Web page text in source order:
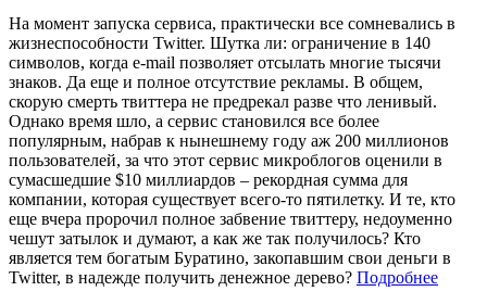
На момент запуска сервиса, практически все сомневались в
жизнеспособности Twitter. Шутка ли: ограничение в 140
символов, когда e-mail позволяет отсылать многие тысячи
знаков. Да еще и полное отсутствие рекламы. В общем,
скорую смерть твиттера не предрекал разве что ленивый.
Однако время шло, а сервис становился все более
популярным, набрав к нынешнему году аж 200 миллионов
пользователей, за что этот сервис микроблогов оценили в
сумасшедшие $10 миллиардов – рекордная сумма для
компании, которая существует всего-то пятилетку. И те, кто
еще вчера пророчил полное забвение твиттеру, недоуменно
чешут затылок и думают, а как же так получилось? Кто
является тем богатым Буратино, закопавшим свои деньги в
Twitter, в надежде получить денежное дерево? Подробнее